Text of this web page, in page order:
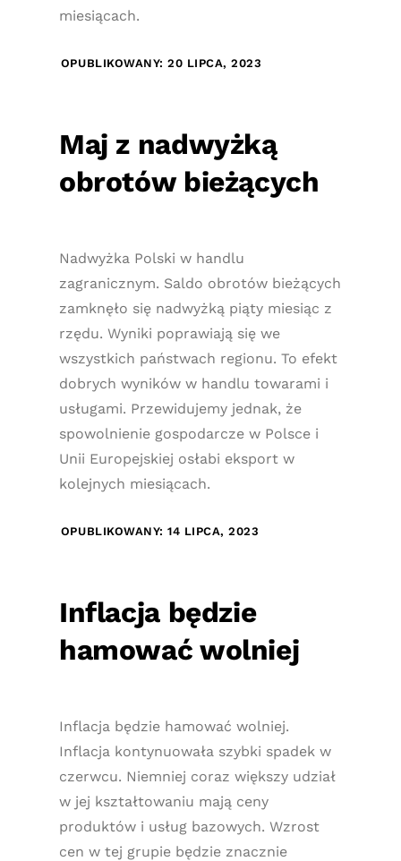
miesiącach.
OPUBLIKOWANY: 20 LIPCA, 2023
Maj z nadwyżką
obrotów bieżących
Nadwyżka Polski w handlu
zagranicznym. Saldo obrotów bieżących
zamknęło się nadwyżką piąty miesiąc z
rzędu. Wyniki poprawiają się we
wszystkich państwach regionu. To efekt
dobrych wyników w handlu towarami i
usługami. Przewidujemy jednak, że
spowolnienie gospodarcze w Polsce i
Unii Europejskiej osłabi eksport w
kolejnych miesiącach.
OPUBLIKOWANY: 14 LIPCA, 2023
Inflacja będzie
hamować wolniej
Inflacja będzie hamować wolniej.
Inflacja kontynuowała szybki spadek w
czerwcu. Niemniej coraz większy udział
w jej kształtowaniu mają ceny
produktów i usług bazowych. Wzrost
cen w tej grupie będzie znacznie